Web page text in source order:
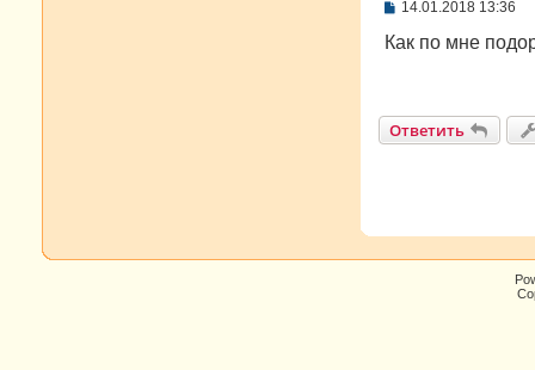
С
о
и
е
14.01.2018 13:36
Как по мне
Ответить